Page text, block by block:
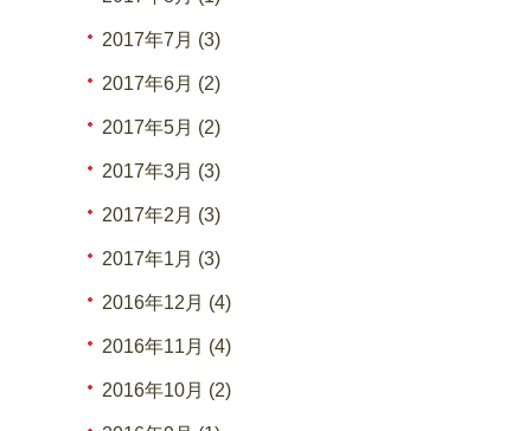
2017年7月 (3)
2017年6月 (2)
2017年5月 (2)
2017年3月 (3)
2017年2月 (3)
2017年1月 (3)
2016年12月 (4)
2016年11月 (4)
2016年10月 (2)